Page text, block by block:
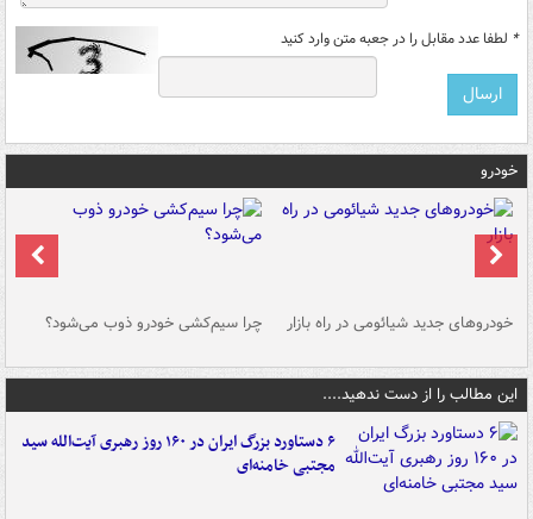
* لطفا عدد مقابل را در جعبه متن وارد کنید
خودرو
خودروهای جدید شیائومی در راه بازار چرا سیم‌کشی خودرو ذوب می‌شود؟
این مطالب را از دست ندهید....
۶ دستاورد بزرگ ایران در ۱۶۰ روز رهبری آیت‌الله سید
مجتبی خامنه‌ای